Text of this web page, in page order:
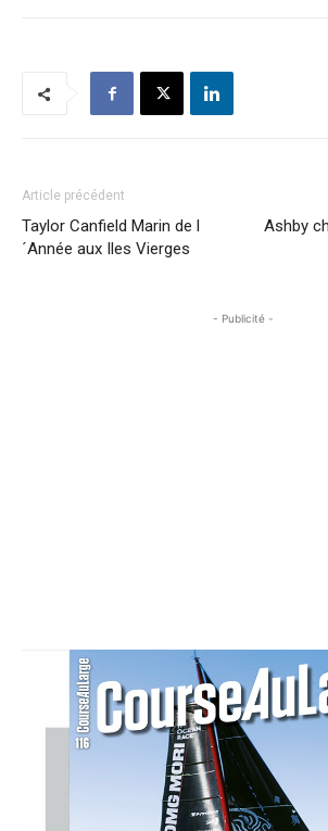
Article précédent
Taylor Canfield Marin de l
´Année aux Iles Vierges
Ashby
- Publicité -